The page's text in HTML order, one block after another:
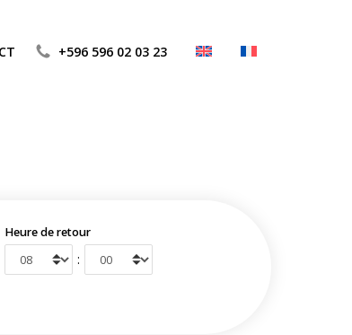
+596 596 02 03 23
Heure de retour
: